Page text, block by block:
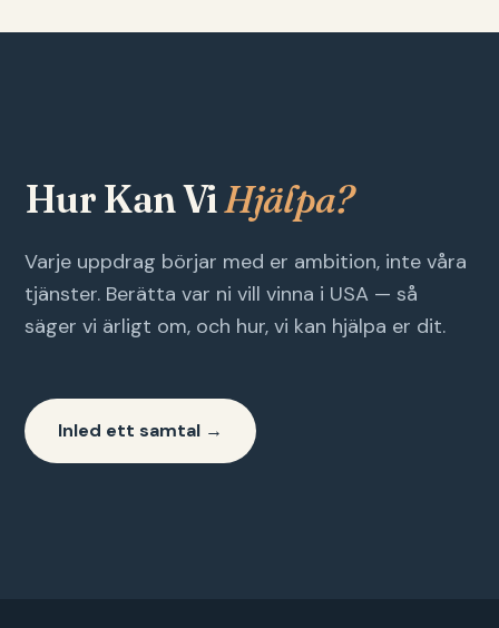
Hur Kan ViHjälpa?
Varje uppdrag börjar med er ambition, inte våra
tjänster. Berätta var ni vill vinna i USA — så
säger vi ärligt om, och hur, vi kan hjälpa er dit.
Inled ett samtal →